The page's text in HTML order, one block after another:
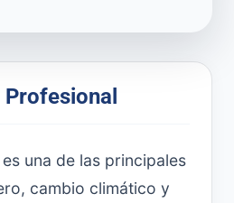
una de las principales
cambio climático y